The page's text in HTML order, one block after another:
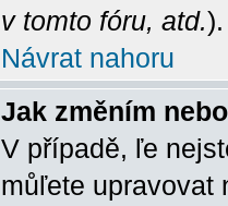
v tomto fóru, atd.).
Návrat nahoru
Jak změním
V případě, ľe
můľete upravovat